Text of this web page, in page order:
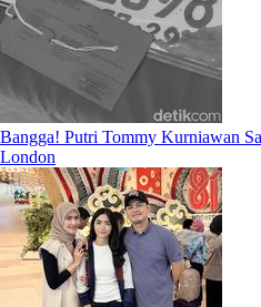
Bangga! Putri Tommy Kurniawan
London